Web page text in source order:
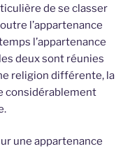
de se classer
l’appartenance
l’appartenance
deux sont réunies
religion différente, la
considérablement
une appartenance